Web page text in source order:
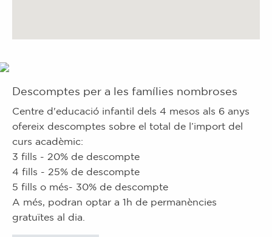
Descomptes per a les famílies nombroses
Centre d'educació infantil dels 4 mesos als 6 anys
ofereix descomptes sobre el total de l’import del
curs acadèmic:
3 fills - 20% de descompte
4 fills - 25% de descompte
5 fills o més- 30% de descompte
A més, podran optar a 1h de permanències
gratuïtes al dia.